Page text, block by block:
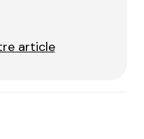
article